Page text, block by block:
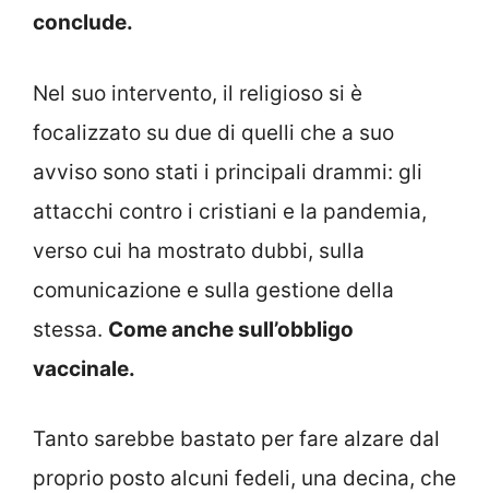
conclude.
Nel suo intervento, il religioso si è
focalizzato su due di quelli che a suo
avviso sono stati i principali drammi: gli
attacchi contro i cristiani e la pandemia,
verso cui ha mostrato dubbi, sulla
comunicazione e sulla gestione della
stessa. Come anche sull’obbligo
vaccinale.
Tanto sarebbe bastato per fare alzare dal
proprio posto alcuni fedeli, una decina, che